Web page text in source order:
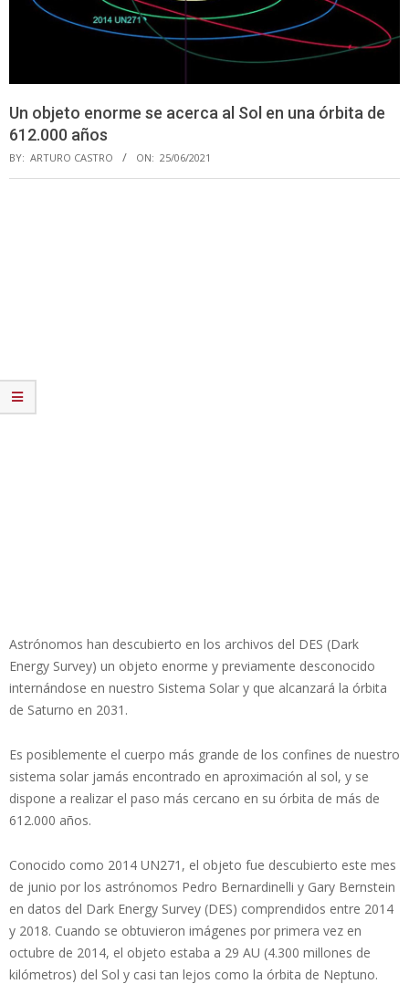
Un objeto enorme se acerca al Sol en una órbita de
612.000 años
BY: ARTURO CASTRO ON: 25/06/2021
Astrónomos han descubierto en los archivos del DES (Dark
Energy Survey) un objeto enorme y previamente desconocido
internándose en nuestro Sistema Solar y que alcanzará la órbita
de Saturno en 2031.
Es posiblemente el cuerpo más grande de los confines de nuestro
sistema solar jamás encontrado en aproximación al sol, y se
dispone a realizar el paso más cercano en su órbita de más de
612.000 años.
Conocido como 2014 UN271, el objeto fue descubierto este mes
de junio por los astrónomos Pedro Bernardinelli y Gary Bernstein
en datos del Dark Energy Survey (DES) comprendidos entre 2014
y 2018. Cuando se obtuvieron imágenes por primera vez en
octubre de 2014, el objeto estaba a 29 AU (4.300 millones de
kilómetros) del Sol y casi tan lejos como la órbita de Neptuno.